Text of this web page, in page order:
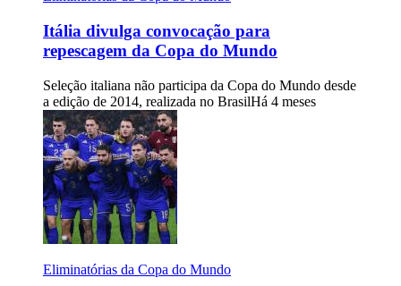
Itália divulga convocação para
repescagem da Copa do Mundo
Seleção italiana não participa da Copa do Mundo desde
a edição de 2014, realizada no BrasilHá 4 meses
Eliminatórias da Copa do Mundo